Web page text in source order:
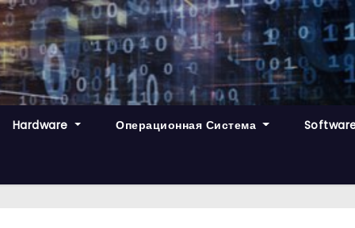
Hardware Операционная Система